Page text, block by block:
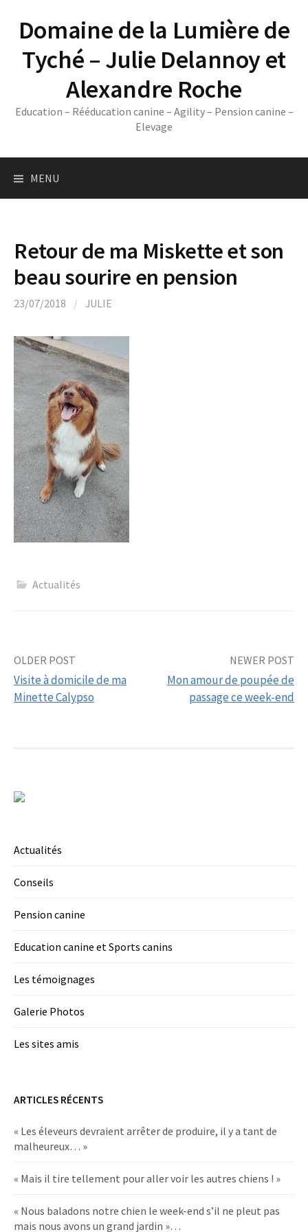
contentDomaine de la Lumière de
Tyché – Julie Delannoy et
Alexandre Roche
Education – Rééducation canine – Agility – Pension canine –
Elevage
MENU
Retour de ma Miskette et son
beau sourire en pension
23/07/2018 / JULIE
Actualités
Post
navigation
OLDER POST
Visite à domicile de ma
Minette Calypso
NEWER POST
Mon amour de poupée de
passage ce week-end
Actualités
Conseils
Pension canine
Education canine et Sports canins
Les témoignages
Galerie Photos
Les sites amis
ARTICLES RÉCENTS
« Les éleveurs devraient arrêter de produire, il y a tant de
malheureux… »
« Mais il tire tellement pour aller voir les autres chiens ! »
« Nous baladons notre chien le week-end s’il ne pleut pas
mais nous avons un grand jardin »…